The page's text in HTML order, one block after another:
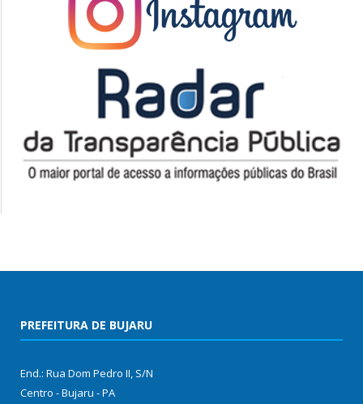
PREFEITURA DE BUJARU
End.: Rua Dom Pedro II, S/N
Centro - Bujaru - PA